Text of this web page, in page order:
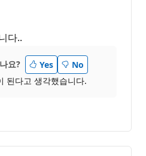
다..
요? Yes
No
된다고 생각했습니다.